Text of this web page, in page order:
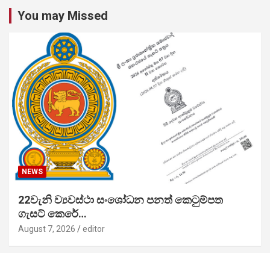
You may Missed
NEWS
22වැනි ව්‍යවස්ථා සංශෝධන පනත් කෙටුම්පත
ගැසට් කෙරේ…
August 7, 2026 editor